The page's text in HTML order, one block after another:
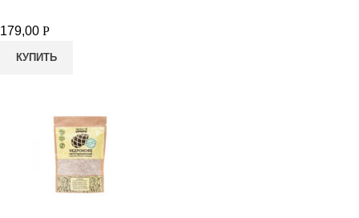
179,00 Р
КУПИТЬ